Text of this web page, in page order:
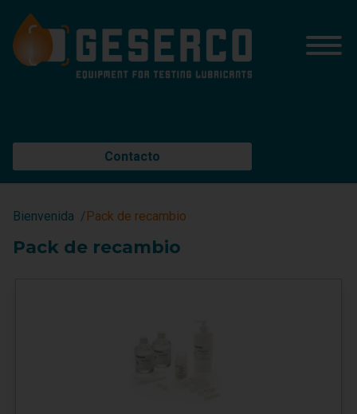
Contacto
Bienvenida Pack de recambio
Pack de recambio